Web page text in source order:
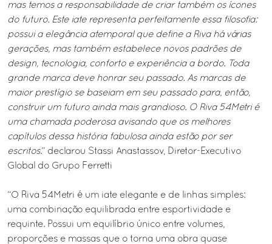
mas temos a responsabilidade de criar também os ícones
do futuro. Este iate representa perfeitamente essa filosofia:
possui a elegância atemporal que define a Riva há várias
gerações, mas também estabelece novos padrões de
design, tecnologia, conforto e experiência a bordo. Toda
grande marca deve honrar seu passado. As marcas de
maior prestígio se baseiam em seu passado para, então,
construir um futuro ainda mais grandioso. O Riva 54Metri é
uma chamada poderosa avisando que os melhores
capítulos dessa história fabulosa ainda estão por ser
escritos.” declarou Stassi Anastassov, Diretor-Executivo
Global do Grupo Ferretti
“O Riva 54Metri é um iate elegante e de linhas simples:
uma combinação equilibrada entre esportividade e
requinte. Possui um equilíbrio único entre volumes,
proporções e massas que o torna uma obra quase